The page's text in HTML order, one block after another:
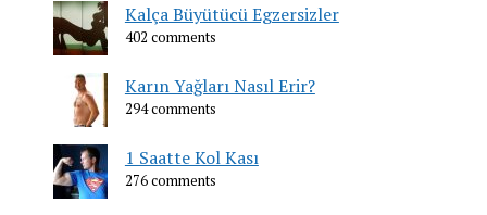
Kalça Büyütücü Egzersizler
402 comments
Karın Yağları Nasıl Erir?
294 comments
1 Saatte Kol Kası
276 comments